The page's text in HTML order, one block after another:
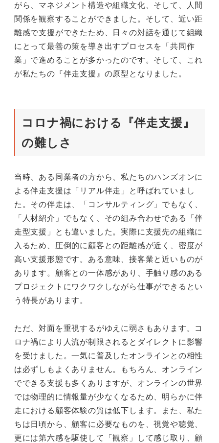
がら、マネジメント構造や組織文化、そして、人間
関係を観察することができました。そして、近い距
離感で支援ができたため、日々の対話を通じて組織
にとって最善の策を導き出すプロセスを「共同作
業」で進めることが多かったのです。そして、これ
が私たちの『伴走支援』の原型となりました。
コロナ禍における『伴走支援』
の難しさ
当時、ある同業者の方から、私たちのハンズオンに
よる伴走支援は「リアル伴走」と呼ばれていまし
た。その伴走は、「コンサルティング」でもなく、
「人材紹介」でもなく、その組み合わせである「伴
走型支援」とも違いました。実際に支援先の組織に
入るため、圧倒的に顧客との距離感が近く、密度が
高い支援形態です。ある意味、接客業と近いものが
あります。顧客との一体感があり、手触り感のある
プロジェクトにワクワクしながら仕事ができるとい
う特長があります。
ただ、対面を重視するがゆえに弱さもあります。コ
ロナ禍により人流が制限されるとダイレクトに影響
を受けました。一気に普及したオンラインとの相性
は必ずしもよくありません。もちろん、オンライン
でできる支援も多くありますが、オンラインの世界
では物理的に情報量が少なくなるため、明らかに伴
走における顧客体験の質は低下します。また、私た
ちは日頃から、顧客に必要なものを、視覚や聴覚、
更には第六感を駆使して「観察」して感じ取り、顧